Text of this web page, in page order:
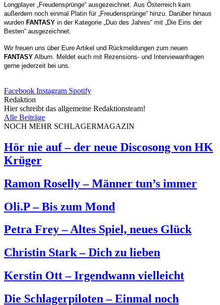
Longplayer „Freudensprünge“ ausgezeichnet. Aus Österreich kam
außerdem noch einmal Platin für „Freudensprünge“ hinzu. Darüber hinaus
wurden FANTASY in der Kategorie „Duo des Jahres“ mit „Die Eins der
Besten“ ausgezeichnet.
Wir freuen uns über Eure Artikel und Rückmeldungen zum neuen
FANTASY Album. Meldet euch mit Rezensions- und Interviewanfragen
gerne jederzeit bei uns.
Facebook Instagram Spotify
Redaktion
Hier schreibt das allgemeine Redaktionsteam!
Alle Beiträge
NOCH MEHR SCHLAGERMAGAZIN
Hör nie auf – der neue Discosong von HK
Krüger
Ramon Roselly – Männer tun’s immer
Oli.P – Bis zum Mond
Petra Frey – Altes Spiel, neues Glück
Christin Stark – Dich zu lieben
Kerstin Ott – Irgendwann vielleicht
Die Schlagerpiloten – Einmal noch